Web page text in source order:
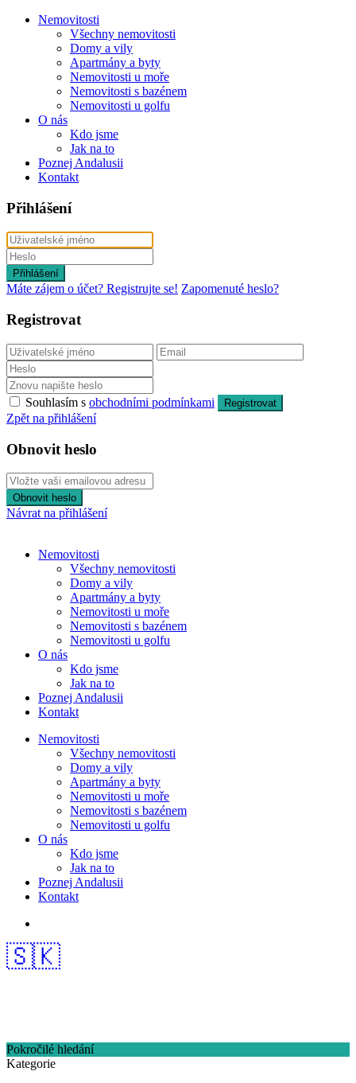
Nemovitosti
Všechny nemovitosti
Domy a vily
Apartmány a byty
Nemovitosti u moře
Nemovitosti s bazénem
Nemovitosti u golfu
O nás
Kdo jsme
Jak na to
Poznej Andalusii
Kontakt
Přihlášení
Přihlášení
Máte zájem o účet? Registrujte se! Zapomenuté heslo?
Registrovat
Souhlasím s obchodními podmínkami Registrovat
Zpět na přihlášení
Obnovit heslo
Obnovit heslo
Návrat na přihlášení
Nemovitosti
Všechny nemovitosti
Domy a vily
Apartmány a byty
Nemovitosti u moře
Nemovitosti s bazénem
Nemovitosti u golfu
O nás
Kdo jsme
Jak na to
Poznej Andalusii
Kontakt
Nemovitosti
Všechny nemovitosti
Domy a vily
Apartmány a byty
Nemovitosti u moře
Nemovitosti s bazénem
Nemovitosti u golfu
O nás
Kdo jsme
Jak na to
Poznej Andalusii
Kontakt
🇸🇰
Pokročilé hledání
Kategorie